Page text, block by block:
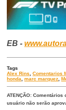
EB -
Tags
Alex Rins
,Comentarios
honda
,marc marquez ,
ATENÇÃO:
usuário não serão